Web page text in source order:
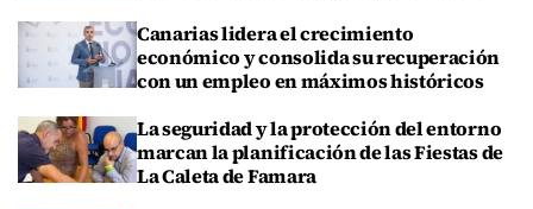
Canarias lidera el crecimiento
económico y consolida su recuperación
con un empleo en máximos históricos
La seguridad y la protección del entorno
marcan la planificación de las Fiestas de
La Caleta de Famara